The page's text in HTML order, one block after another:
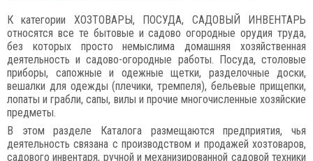
К категории ХОЗТОВАРЫ, ПОСУДА, САДОВЫЙ ИНВЕНТАРЬ
относятся все те бытовые и садово огородные орудия труда,
без которых просто немыслима домашняя хозяйственная
деятельность и садово-огородные работы. Посуда, столовые
приборы, сапожные и одежные щетки, разделочные доски,
вешалки для одежды (плечики, тремпеля), бельевые прищепки,
лопаты и грабли, сапы, вилы и прочие многочисленные хозяйские
предметы.
В этом разделе Каталога размещаются предприятия, чья
деятельность связана с производством и продажей хозтоваров,
садового инвентаря, ручной и механизированной садовой техники